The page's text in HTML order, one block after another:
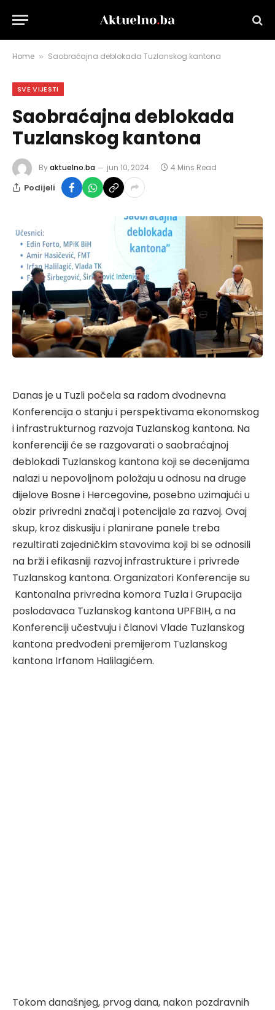
Home » Saobraćajna deblokada Tuzlanskog kantona
SVE VIJESTI
Saobraćajna deblokada
Tuzlanskog kantona
Byaktuelno.ba jun 10, 2024 4 Mins Read
Podijeli
Danas je u Tuzli počela sa radom dvodnevna
Konferencija o stanju i perspektivama ekonomskog
i infrastrukturnog razvoja Tuzlanskog kantona. Na
konferenciji će se razgovarati o saobraćajnoj
deblokadi Tuzlanskog kantona koji se decenijama
nalazi u nepovoljnom položaju u odnosu na druge
dijelove Bosne i Hercegovine, posebno uzimajući u
obzir privredni značaj i potencijale za razvoj. Ovaj
skup, kroz diskusiju i planirane panele treba
rezultirati zajedničkim stavovima koji bi se odnosili
na brži i efikasniji razvoj infrastrukture i privrede
Tuzlanskog kantona. Organizatori Konferencije su
Kantonalna privredna komora Tuzla i Grupacija
poslodavaca Tuzlanskog kantona UPFBIH, a na
Konferenciji učestvuju i članovi Vlade Tuzlanskog
kantona predvođeni premijerom Tuzlanskog
kantona Irfanom Halilagićem.
Tokom današnjeg, prvog dana, nakon pozdravnih